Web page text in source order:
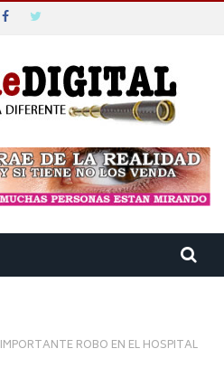
IMPORTANTE ROBO EN EL HOSPITAL